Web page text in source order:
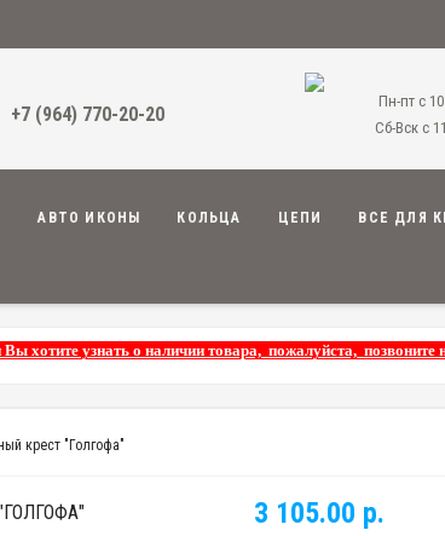
+7 (964) 770-20-20
Пн-пт с
Сб-Вск с
АВТО ИКОНЫ КОЛЬЦА ЦЕПИ ВСЕ ДЛЯ
хотите узнать о наличии товара, пожалуйста, позвоните
крест "Голгофа"
3 105.00 р.